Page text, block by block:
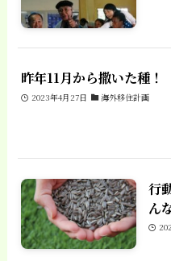
昨年11月から撒いた種！
2023年4月27日 海外移住計画
行
ん